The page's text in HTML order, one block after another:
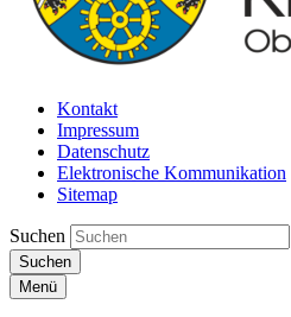
Kontakt
Impressum
Datenschutz
Elektronische Kommunikation
Sitemap
Suchen
Suchen
Menü